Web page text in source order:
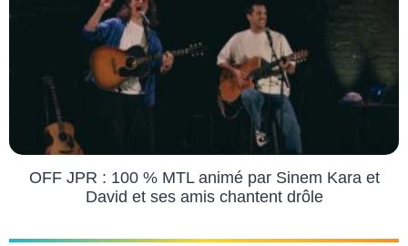
OFF JPR : 100 % MTL animé par Sinem Kara et
David et ses amis chantent drôle